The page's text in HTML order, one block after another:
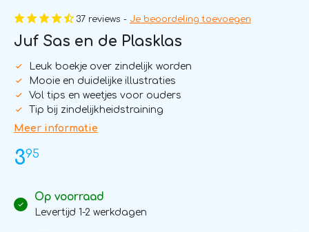
37 reviews - Je beoordeling toevoegen
Juf Sas en de Plasklas
Leuk boekje over zindelijk worden
Mooie en duidelijke illustraties
Vol tips en weetjes voor ouders
Tip bij zindelijkheidstraining
Meer informatie
395
Op voorraad
Levertijd 1-2 werkdagen